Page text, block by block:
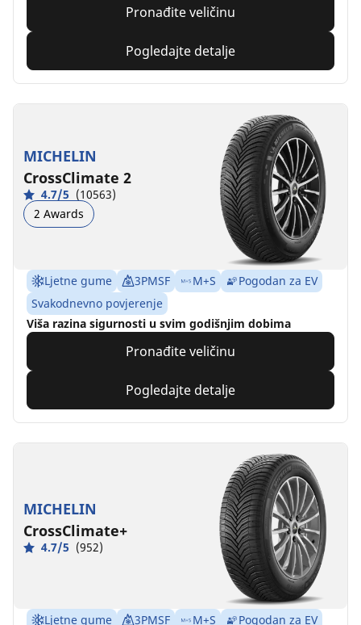
Pronađite veličinu
Pogledajte detalje
MICHELIN
CrossClimate 2
4.7/5 (10563)
2 Awards
Ljetne gume 3PMSF M+S
Pogodan za EV
Svakodnevno povjerenje
Viša razina sigurnosti u svim godišnjim dobima
Pronađite veličinu
Pogledajte detalje
MICHELIN
CrossClimate+
4.7/5 (952)
Ljetne gume 3PMSF M+S
Pogodan za EV